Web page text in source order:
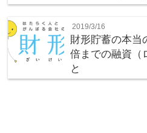
2019/3/16
財形貯蓄の本当
倍までの融資（
と